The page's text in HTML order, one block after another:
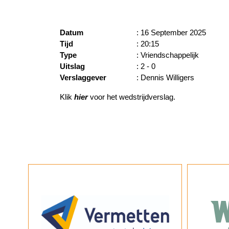
Datum
: 16 September 2025
Tijd
: 20:15
Type
: Vriendschappelijk
Uitslag
: 2 - 0
Verslaggever
: Dennis Willigers
Klik hiervoor het wedstrijdverslag.